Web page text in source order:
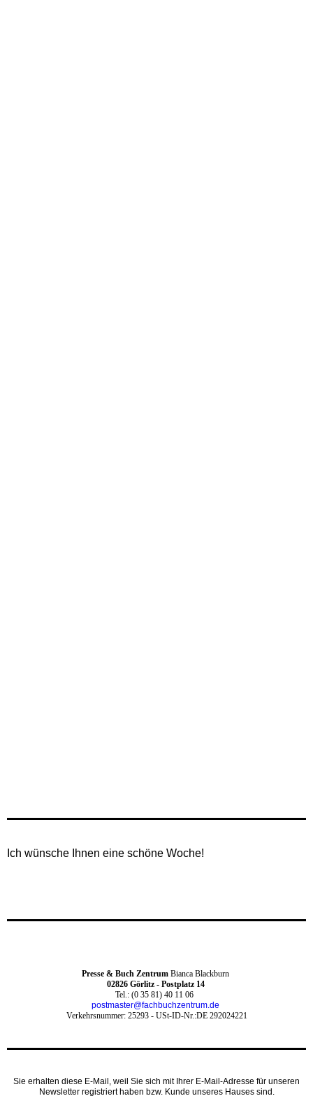
Ich wünsche Ihnen eine schöne Woche!
Presse & Buch Zentrum Bianca Blackburn
02826 Görlitz - Postplatz 14
Tel.: (0 35 81) 40 11 06
postmaster@fachbuchzentrum.de
Verkehrsnummer: 25293 - USt-ID-Nr.:DE 292024221
Sie erhalten diese E-Mail, weil Sie sich mit Ihrer E-Mail-Adresse für unseren
Newsletter registriert haben bzw. Kunde unseres Hauses sind.‍